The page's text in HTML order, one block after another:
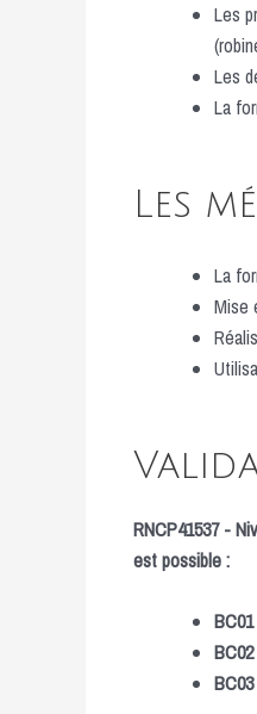
Les
Les
La
Les
La
Mise
RNCP41537 -
est possible :